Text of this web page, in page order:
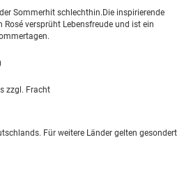
Sommerhit schlechthin.Die inspirierende
Rosé versprüht Lebensfreude und ist ein
zzgl. Fracht
Für weitere Länder gelten gesondert